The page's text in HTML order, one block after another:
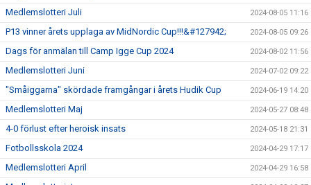
Medlemslotteri Juli 2024-08-05 11:16
P13 vinner årets upplaga av MidNordic Cup!!!&#127942; 2024-08-05 09:26
Dags för anmälan till Camp Igge Cup 2024 2024-08-02 11:56
Medlemslotteri Juni 2024-07-02 09:22
"Småiggarna" skördade framgångar i årets Hudik Cup 2024-06-19 14:20
Medlemslotteri Maj 2024-05-27 08:48
4-0 förlust efter heroisk insats 2024-05-18 21:31
Fotbollsskola 2024 2024-04-29 17:17
Medlemslotteri April 2024-04-29 16:58